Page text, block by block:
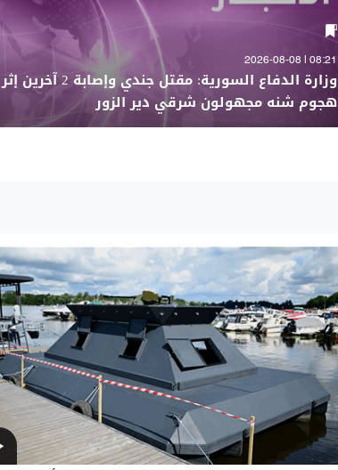
08:21 | 2026-08-08
وزارة الدفاع السورية: مقتل جندي وإصابة 2 آخرين إثر
هجوم شنه مجهولون شرقي دير الزور